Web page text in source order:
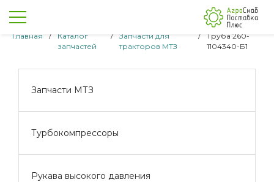
Главная /
Каталог
запчастей
/
Запчасти для
тракторов МТЗ
/
Труба 260-
1104340-Б1
Запчасти МТЗ
Турбокомпрессоры
Рукава высокого давления